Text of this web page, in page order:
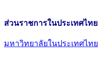
ส่วนราชการในประเทศไทย
มหาวิทยาลัยในประเทศไทย